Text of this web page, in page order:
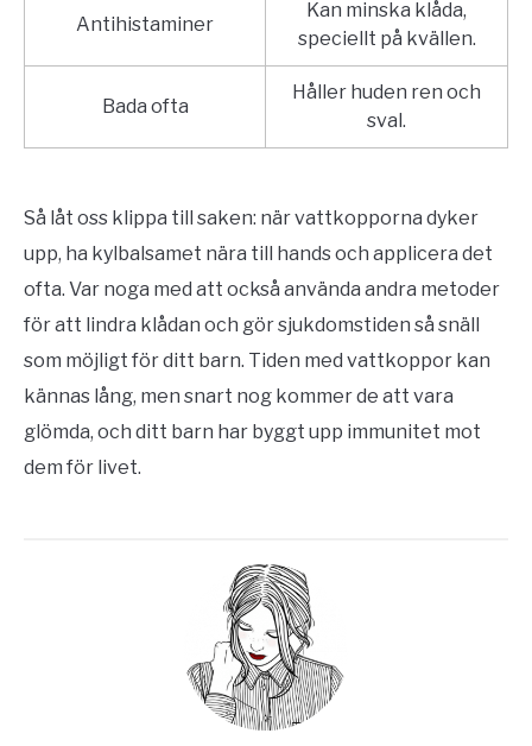
Antihistaminer
Kan minska klåda,
speciellt på kvällen.
Bada ofta
Håller huden ren och
sval.
Så låt oss klippa till saken: när vattkopporna dyker
upp, ha kylbalsamet nära till hands och applicera det
ofta. Var noga med att också använda andra metoder
för att lindra klådan och gör sjukdomstiden så snäll
som möjligt för ditt barn. Tiden med vattkoppor kan
kännas lång, men snart nog kommer de att vara
glömda, och ditt barn har byggt upp immunitet mot
dem för livet.